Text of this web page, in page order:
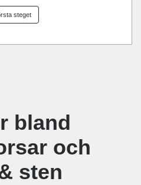
steget
bland
och
sten